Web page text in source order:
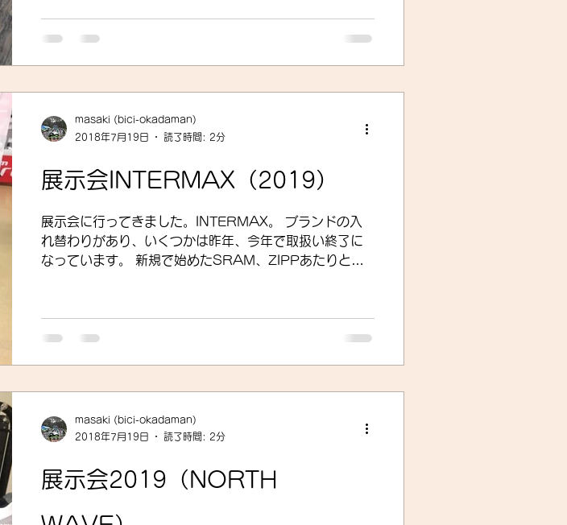
展示会INTERMAX（2019）
展示会に行ってきました。INTERMAX。 ブランドの入
れ替わりがあり、いくつかは昨年、今年で取扱い終了に
なっています。 新規で始めたSRAM、ZIPPあたりと競
けど…。 ...
masaki (bici-okadaman)
2018年7月19日
読了時間: 2分
展示会2019（NORTH
masaki (bici-okadaman)
2018年7月19日
読了時間: 2分